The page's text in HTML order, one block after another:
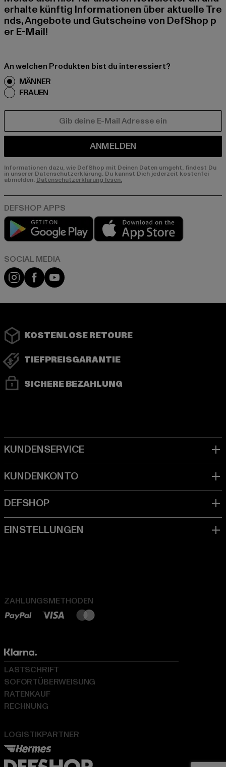
erhalte künftig Informationen über aktuelle Tre
nds, Angebote und Gutscheine von DefShop p
er E-Mail!
An welchen Produkten bist du interessiert?
MÄNNER
FRAUEN
ANMELDEN
Informationen dazu, wie DefShop mit Deinen Daten umgeht, findest Du
in unserer Datenschutzerklärung. Du kannst Dich jederzeit kostenfei
abmelden. Datenschutzerklärung lesen.
Play market
Instagram
FacebookYouTube
KOSTENLOSE RETOURE
TIEFPREISGARANTIE
SICHERE BEZAHLUNG
ZAHLUNGSMETHODEN
LOGISTIKPARTNER
LASTSCHRIFT
SOFORTÜBERWEISUNG
RATENKAUF
RECHNUNG